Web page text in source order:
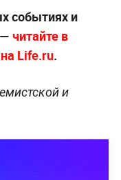
событиях и
читайте в
Life.ru.
и